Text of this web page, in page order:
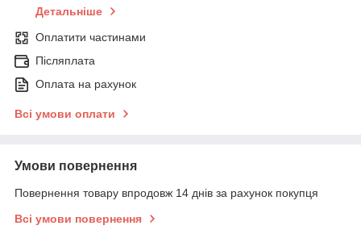
Детальніше
Оплатити частинами
Післяплата
Оплата на рахунок
Всі умови оплати
Умови повернення
Повернення товару впродовж 14 днів за рахунок покупця
Всі умови повернення